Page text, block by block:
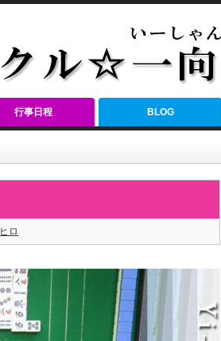
行事日程 BLOG
ヒロ